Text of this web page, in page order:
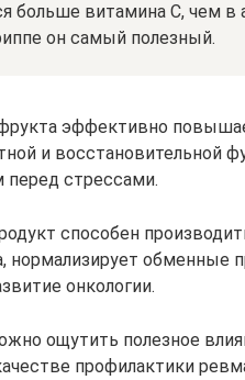
больше витамина С, чем в
он самый полезный.
фрукта эффективно
и восстановительной
перед стрессами.
способен
нормализирует обменные
онкологии.
ощутить полезное
профилактики